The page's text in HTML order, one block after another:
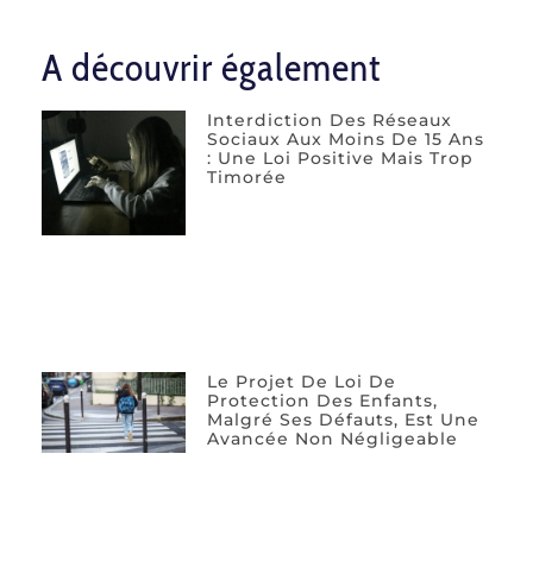
A découvrir également
Interdiction Des Réseaux
Sociaux Aux Moins De 15 Ans
: Une Loi Positive Mais Trop
Timorée
Le Projet De Loi De
Protection Des Enfants,
Malgré Ses Défauts, Est Une
Avancée Non Négligeable